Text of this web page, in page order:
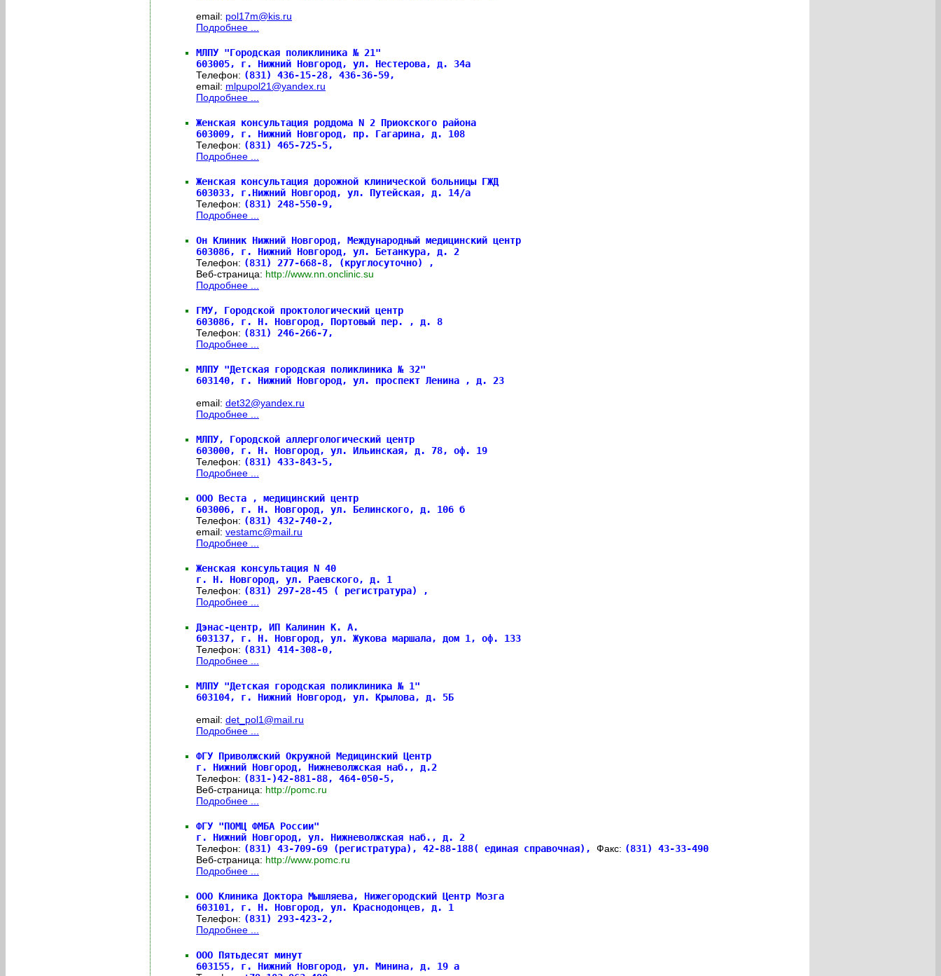
email: pol17m@kis.ru
Подробнее ...
МЛПУ "Городская поликлиника № 21"
603005, г. Нижний Новгород, ул. Нестерова, д. 34а
Телефон: (831) 436-15-28, 436-36-59,
email: mlpupol21@yandex.ru
Подробнее ...
Женская консультация роддома N 2 Приокского района
603009, г. Нижний Новгород, пр. Гагарина, д. 108
Телефон: (831) 465-725-5,
Подробнее ...
Женская консультация дорожной клинической больницы ГЖД
603033, г.Нижний Новгород, ул. Путейская, д. 14/а
Телефон: (831) 248-550-9,
Подробнее ...
Он Клиник Нижний Новгород, Международный медицинский центр
603086, г. Нижний Новгород, ул. Бетанкура, д. 2
Телефон: (831) 277-668-8, (круглосуточно) ,
Веб-страница: http://www.nn.onclinic.su
Подробнее ...
ГМУ, Городской проктологический центр
603086, г. Н. Новгород, Портовый пер. , д. 8
Телефон: (831) 246-266-7,
Подробнее ...
МЛПУ "Детская городская поликлиника № 32"
603140, г. Нижний Новгород, ул. проспект Ленина , д. 23
email: det32@yandex.ru
Подробнее ...
МЛПУ, Городской аллергологический центр
603000, г. Н. Новгород, ул. Ильинская, д. 78, оф. 19
Телефон: (831) 433-843-5,
Подробнее ...
ООО Веста , медицинский центр
603006, г. Н. Новгород, ул. Белинского, д. 106 б
Телефон: (831) 432-740-2,
email: vestamc@mail.ru
Подробнее ...
Женская консультация N 40
г. Н. Новгород, ул. Раевского, д. 1
Телефон: (831) 297-28-45 ( регистратура) ,
Подробнее ...
Дэнас-центр, ИП Калинин К. А.
603137, г. Н. Новгород, ул. Жукова маршала, дом 1, оф. 133
Телефон: (831) 414-308-0,
Подробнее ...
МЛПУ "Детская городская поликлиника № 1"
603104, г. Нижний Новгород, ул. Крылова, д. 5Б
email: det_pol1@mail.ru
Подробнее ...
ФГУ Приволжский Окружной Медицинский Центр
г. Нижний Новгород, Нижневолжская наб., д.2
Телефон: (831-)42-881-88, 464-050-5,
Веб-страница: http://pomc.ru
Подробнее ...
ФГУ "ПОМЦ ФМБА России"
г. Нижний Новгород, ул. Нижневолжская наб., д. 2
Телефон: (831) 43-709-69 (регистратура), 42-88-188( единая справочная), Факс: (831) 43-33-490
Веб-страница: http://www.pomc.ru
Подробнее ...
ООО Клиника Доктора Мышляева, Нижегородский Центр Мозга
603101, г. Н. Новгород, ул. Краснодонцев, д. 1
Телефон: (831) 293-423-2,
Подробнее ...
ООО Пятьдесят минут
603155, г. Нижний Новгород, ул. Минина, д. 19 а